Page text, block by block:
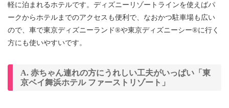
軽に泊まれるホテルです。ディズニーリゾートラインを使えばパ
ークからホテルまでのアクセスも便利で、なおかつ駐車場も広い
ので、車で東京ディズニーランド®や東京ディズニーシー®に行く
方にも使いやすいです。
A. 赤ちゃん連れの方にうれしい工夫がいっぱい「東
京ベイ舞浜ホテル ファーストリゾート」